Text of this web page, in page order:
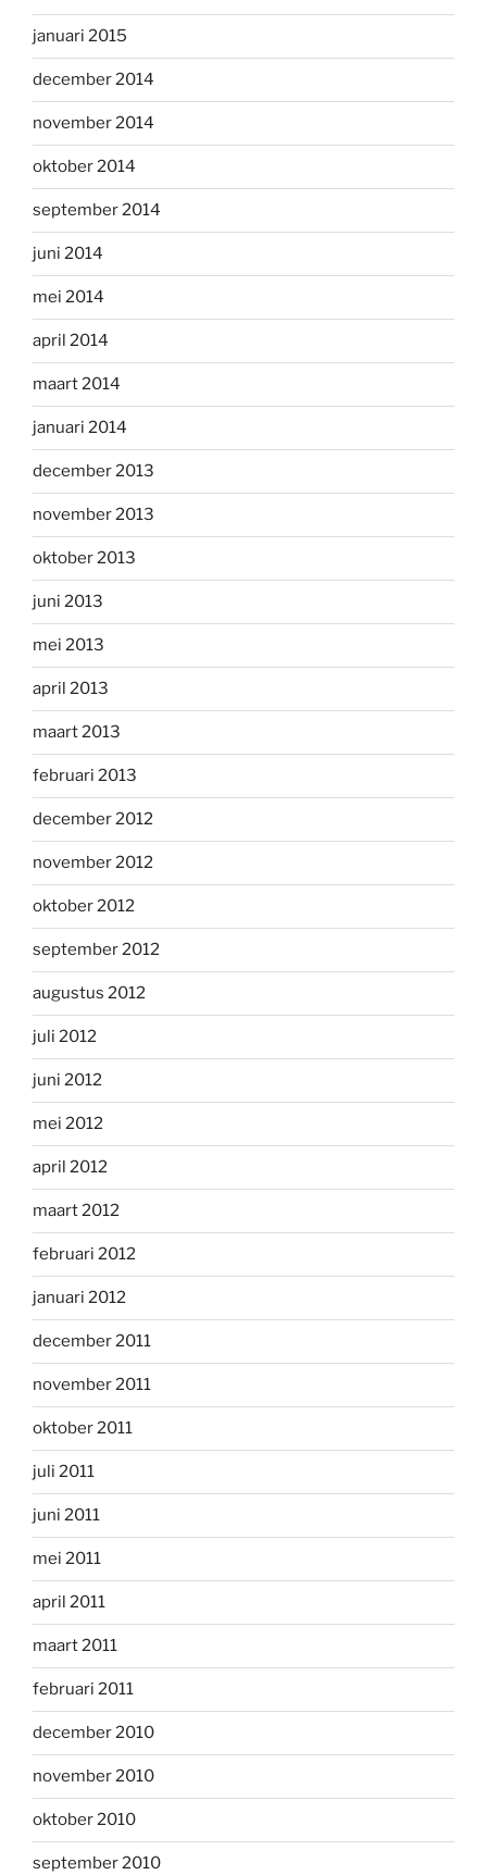
januari 2015
december 2014
november 2014
oktober 2014
september 2014
juni 2014
mei 2014
april 2014
maart 2014
januari 2014
december 2013
november 2013
oktober 2013
juni 2013
mei 2013
april 2013
maart 2013
februari 2013
december 2012
november 2012
oktober 2012
september 2012
augustus 2012
juli 2012
juni 2012
mei 2012
april 2012
maart 2012
februari 2012
januari 2012
december 2011
november 2011
oktober 2011
juli 2011
juni 2011
mei 2011
april 2011
maart 2011
februari 2011
december 2010
november 2010
oktober 2010
september 2010